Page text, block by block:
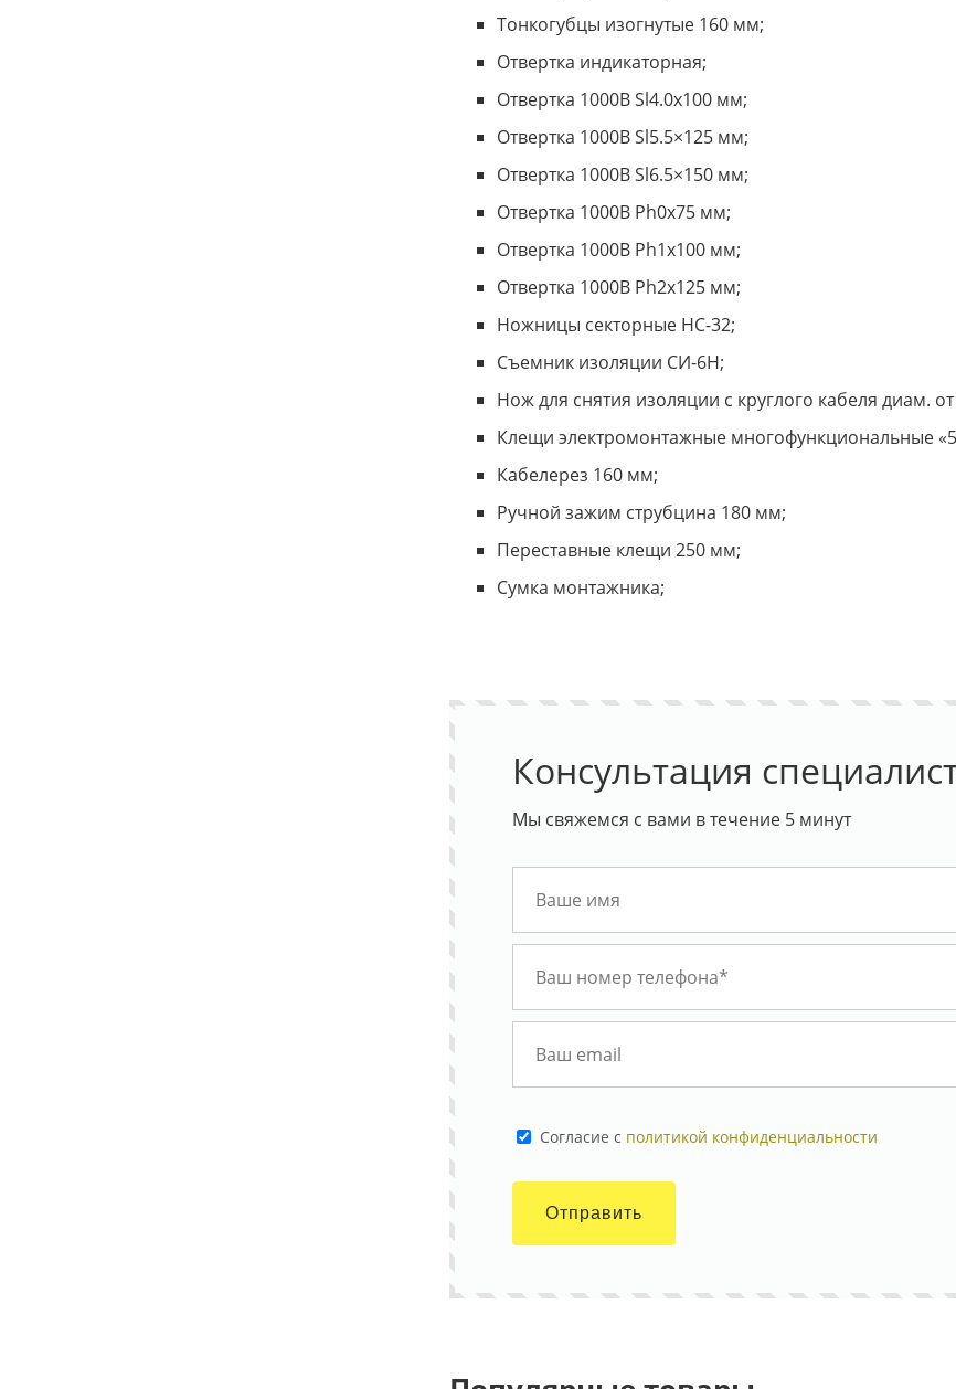
Тонкогубцы изогнутые 160 мм;
Отвертка индикаторная;
Отвертка 1000В Sl4.0x100 мм;
Отвертка 1000В Sl5.5×125 мм;
Отвертка 1000В Sl6.5×150 мм;
Отвертка 1000В Ph0x75 мм;
Отвертка 1000В Ph1x100 мм;
Отвертка 1000В Ph2x125 мм;
Ножницы секторные НС-32;
Съемник изоляции СИ-6Н;
Нож для снятия изоляции с круглого кабеля диам.
Клещи электромонтажные многофункциональные
Кабелерез 160 мм;
Ручной зажим струбцина 180 мм;
Переставные клещи 250 мм;
Сумка монтажника;
Консультация
Мы свяжемся с вами в течение 5 минут
Cогласие с политикой конфиденциальности
Отправить